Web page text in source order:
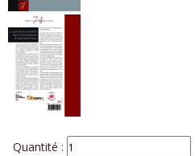
Quantité :